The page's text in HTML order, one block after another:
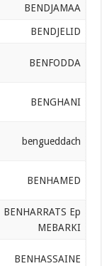
Atika
Farah
aicha
Sarra Samra
Rachida